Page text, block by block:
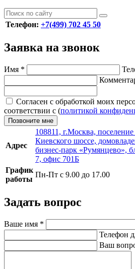
Телефон: +7(499) 702 45 50
Заявка на звонок
Имя *
Согласен с обработкой моих
соответствии с (политикой
Позвоните мне
Адрес
108811, г.Москва,
Киевского шоссе,
бизнес-парк «Румянцево»,
7, офис 701Б
График
работы
Пн-Пт с 9.00 до 17.00
Задать вопрос
Ваше имя *
Телефон
Ваш